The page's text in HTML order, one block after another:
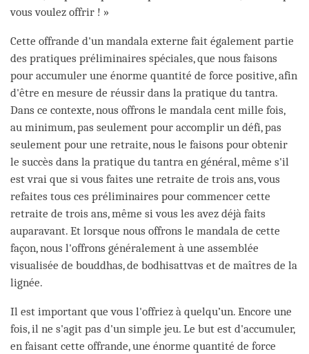
vous voulez offrir ! »
Cette offrande d'un mandala externe fait également partie
des pratiques préliminaires spéciales, que nous faisons
pour accumuler une énorme quantité de force positive, afin
d'être en mesure de réussir dans la pratique du tantra.
Dans ce contexte, nous offrons le mandala cent mille fois,
au minimum, pas seulement pour accomplir un défi, pas
seulement pour une retraite, nous le faisons pour obtenir
le succès dans la pratique du tantra en général, même s'il
est vrai que si vous faites une retraite de trois ans, vous
refaites tous ces préliminaires pour commencer cette
retraite de trois ans, même si vous les avez déjà faits
auparavant. Et lorsque nous offrons le mandala de cette
façon, nous l'offrons généralement à une assemblée
visualisée de bouddhas, de bodhisattvas et de maîtres de la
lignée.
Il est important que vous l'offriez à quelqu’un. Encore une
fois, il ne s'agit pas d'un simple jeu. Le but est d'accumuler,
en faisant cette offrande, une énorme quantité de force